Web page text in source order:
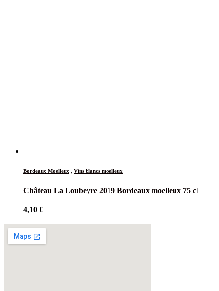
Bordeaux Moelleux , Vins blancs moelleux
Château La Loubeyre 2019 Bordeaux moelleux 75 cl
4,10 €